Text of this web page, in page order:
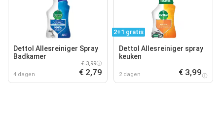
Dettol Allesreiniger Spray
Badkamer
4 dagen
€ 3,99
€ 2,79
2+1 gratis
Dettol Allesreiniger spray
keuken
2 dagen € 3,99